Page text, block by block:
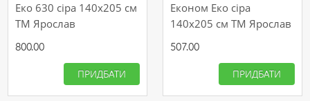
Еко 630 сіра 140х205 см
ТМ Ярослав
800.00
ПРИДБАТИ
Економ Еко сіра
140х205 см ТМ Ярослав
507.00
ПРИДБАТИ